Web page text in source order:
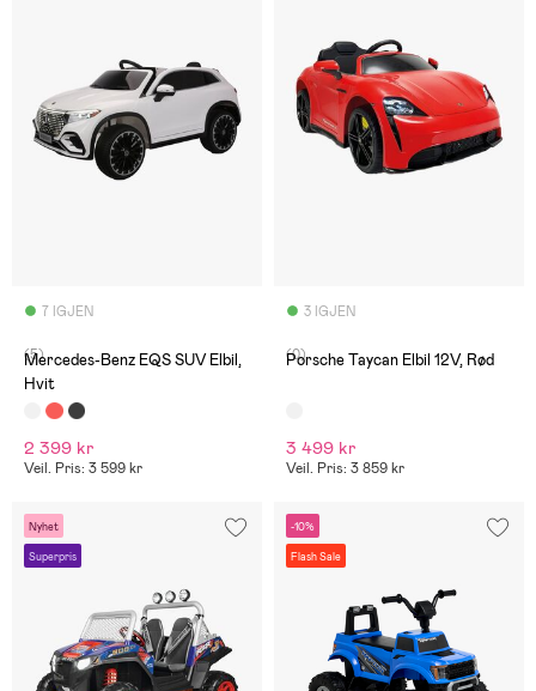
7 IGJEN
(5)
Mercedes-Benz EQS SUV Elbil,
Hvit
2 399 kr
Veil. Pris: 3 599 kr
3 IGJEN
(0)
Porsche Taycan Elbil 12V, Rød
3 499 kr
Veil. Pris: 3 859 kr
Nyhet
Superpris
-10%
Flash Sale